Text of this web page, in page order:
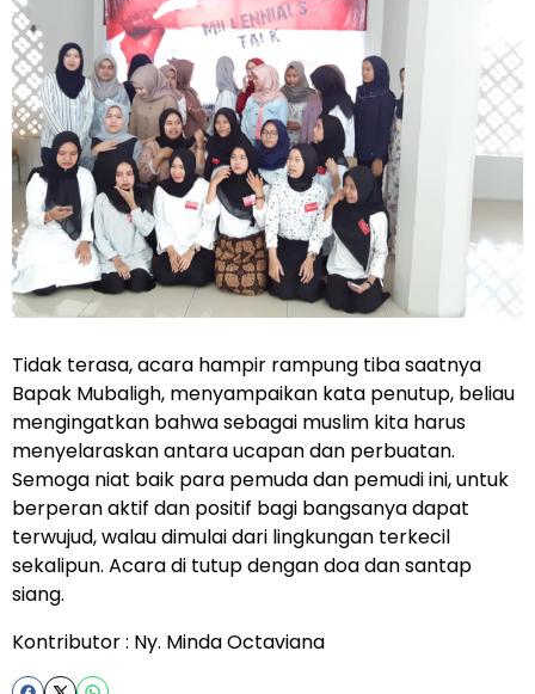
Tidak terasa, acara hampir rampung tiba saatnya
Bapak Mubaligh, menyampaikan kata penutup, beliau
mengingatkan bahwa sebagai muslim kita harus
menyelaraskan antara ucapan dan perbuatan.
Semoga niat baik para pemuda dan pemudi ini, untuk
berperan aktif dan positif bagi bangsanya dapat
terwujud, walau dimulai dari lingkungan terkecil
sekalipun. Acara di tutup dengan doa dan santap
siang.
Kontributor : Ny. Minda Octaviana